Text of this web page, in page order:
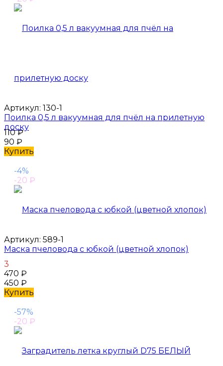
Артикул: 130-1
Поилка 0,5 л вакуумная для пчёл на прилетную
доску
110₽
90 ₽
Купить
-4%
-20 ₽
Артикул: 589-1
Маска пчеловода с юбкой (цветной хлопок)
3
470 ₽
450 ₽
Купить
-57%
-20 ₽